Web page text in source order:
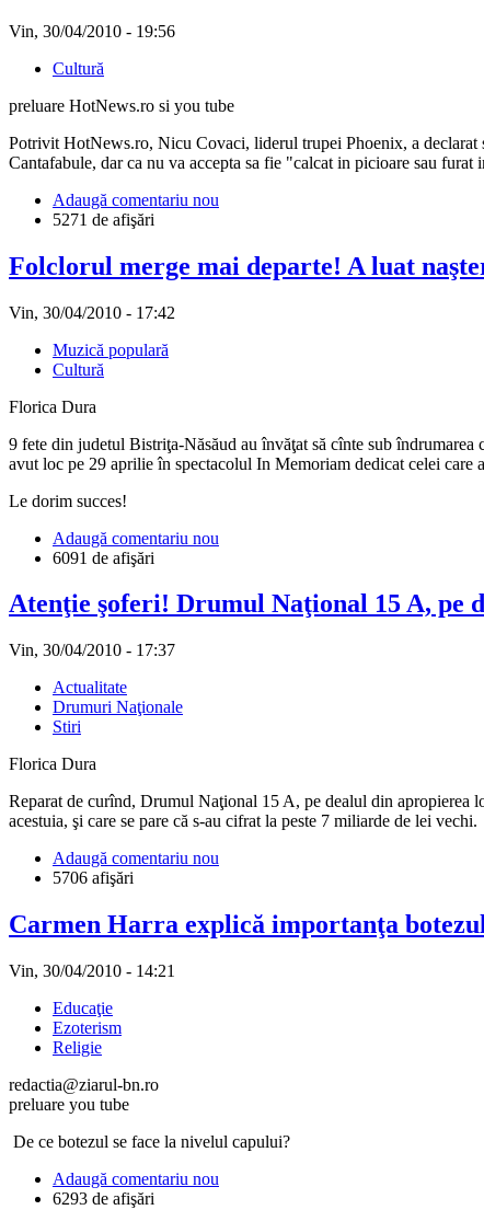
Vin, 30/04/2010 - 19:56
Cultură
preluare HotNews.ro si you tube
Potrivit HotNews.ro, Nicu Covaci, liderul trupei Phoenix, a declarat
Cantafabule, dar ca nu va accepta sa fie "calcat in picioare sau furat
Adaugă comentariu nou
5271 de afişări
Folclorul merge mai departe! A luat
Vin, 30/04/2010 - 17:42
Muzică populară
Cultură
Florica Dura
9 fete din judetul Bistriţa-Năsăud au învăţat să cînte sub
avut loc pe 29 aprilie în spectacolul In Memoriam dedicat celei care
Le dorim succes!
Adaugă comentariu nou
6091 de afişări
Atenţie şoferi! Drumul Naţional 15 A, pe
Vin, 30/04/2010 - 17:37
Actualitate
Drumuri Naţionale
Stiri
Florica Dura
Reparat de curînd, Drumul Naţional 15 A, pe dealul din apropierea
acestuia, şi care se pare că s-au cifrat la peste 7 miliarde de lei vechi.
Adaugă comentariu nou
5706 afişări
Carmen Harra explică importanţa
Vin, 30/04/2010 - 14:21
Educaţie
Ezoterism
Religie
redactia@ziarul-bn.ro
preluare you tube
De ce botezul se face la nivelul capului?
Adaugă comentariu nou
6293 de afişări